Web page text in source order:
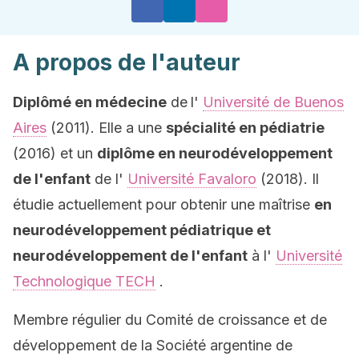
A propos de l'auteur
Diplômé en médecine de l' Université de Buenos
Aires (2011). Elle a une spécialité en pédiatrie
(2016) et un diplôme en neurodéveloppement
de l'enfant de l' Université Favaloro (2018). Il
étudie actuellement pour obtenir une maîtrise en
neurodéveloppement pédiatrique et
neurodéveloppement de l'enfant à l' Université
Technologique TECH .
Membre régulier du Comité de croissance et de
développement de la Société argentine de